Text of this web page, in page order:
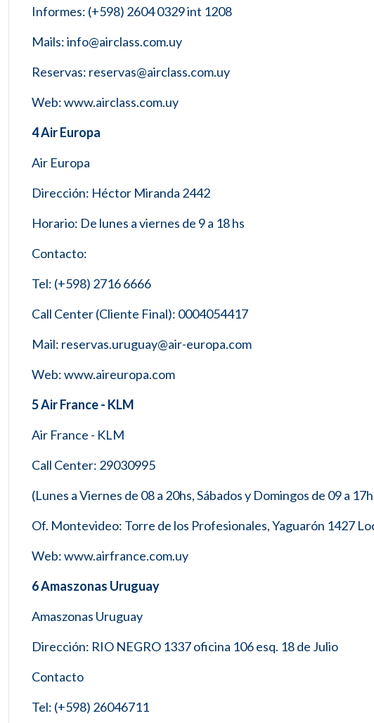
Informes: (+598) 2604 0329 int 1208
Mails: info@airclass.com.uy
Reservas: reservas@airclass.com.uy
Web: www.airclass.com.uy
4 Air Europa
Air Europa
Dirección: Héctor Miranda 2442
Horario: De lunes a viernes de 9 a 18 hs
Contacto:
Tel: (+598) 2716 6666
Call Center (Cliente Final): 0004054417
Mail: reservas.uruguay@air-europa.com
Web: www.aireuropa.com
5 Air France - KLM
Air France - KLM
Call Center: 29030995
(Lunes a Viernes de 08 a 20hs, Sábados y Domingos de 09 a
Of. Montevideo: Torre de los Profesionales, Yaguarón 1427
Web: www.airfrance.com.uy
6 Amaszonas Uruguay
Amaszonas Uruguay
Dirección: RIO NEGRO 1337 oficina 106 esq. 18 de Julio
Contacto
Tel: (+598) 26046711